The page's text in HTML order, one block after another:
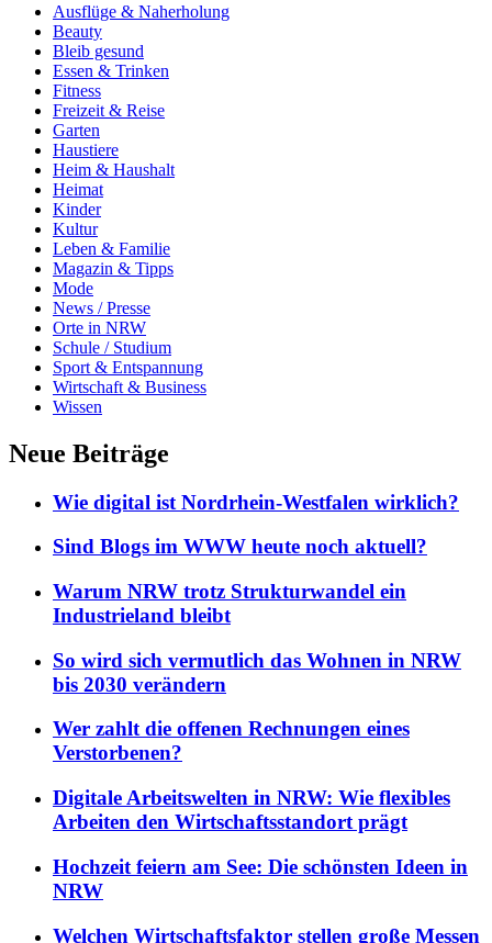
Ausflüge & Naherholung
Beauty
Bleib gesund
Essen & Trinken
Fitness
Freizeit & Reise
Garten
Haustiere
Heim & Haushalt
Heimat
Kinder
Kultur
Leben & Familie
Magazin & Tipps
Mode
News / Presse
Orte in NRW
Schule / Studium
Sport & Entspannung
Wirtschaft & Business
Wissen
Neue Beiträge
Wie digital ist Nordrhein-Westfalen wirklich?
Sind Blogs im WWW heute noch aktuell?
Warum NRW trotz Strukturwandel ein
Industrieland bleibt
So wird sich vermutlich das Wohnen in NRW
bis 2030 verändern
Wer zahlt die offenen Rechnungen eines
Verstorbenen?
Digitale Arbeitswelten in NRW: Wie flexibles
Arbeiten den Wirtschaftsstandort prägt
Hochzeit feiern am See: Die schönsten Ideen in
NRW
Welchen Wirtschaftsfaktor stellen große Messen